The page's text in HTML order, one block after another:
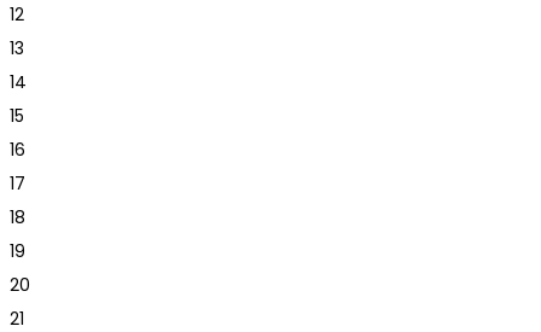
12
13
14
15
16
17
18
19
20
21